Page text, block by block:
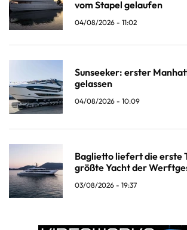
vom Stapel gelaufen
04/08/2026 - 11:02
Sunseeker: erster
gelassen
04/08/2026 - 10:09
Baglietto liefert die erste
größte Yacht der
03/08/2026 - 19:37